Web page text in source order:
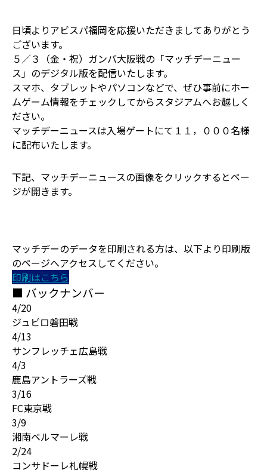
日頃よりアビスパ福岡を応援いただきましてありがとう
ございます。
５／３（金・祝）ガンバ大阪戦の「マッチデーニュー
ス」のデジタル版を配信いたします。
スマホ、タブレットやパソコンなどで、ぜひ事前にホー
ムゲーム情報をチェックしてからスタジアムへお越しく
ださい。
マッチデーニュースは入場ゲートにて１１，０００名様
に配布いたします。
下記、マッチデーニュースの画像をクリックするとペー
ジが開きます。
マッチデーのデータを印刷される方は、以下より印刷版
のページへアクセスしてください。
印刷はこちら
■ バックナンバー
4/20
ジュビロ磐田戦
4/13
サンフレッチェ広島戦
4/3
鹿島アントラーズ戦
3/16
FC東京戦
3/9
湘南ベルマーレ戦
2/24
コンサドーレ札幌戦